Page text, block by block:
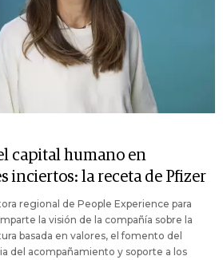
capital humano en
inciertos: la receta de Pfizer
regional de People Experience para
la visión de la compañía sobre la
basada en valores, el fomento del
del acompañamiento y soporte a los